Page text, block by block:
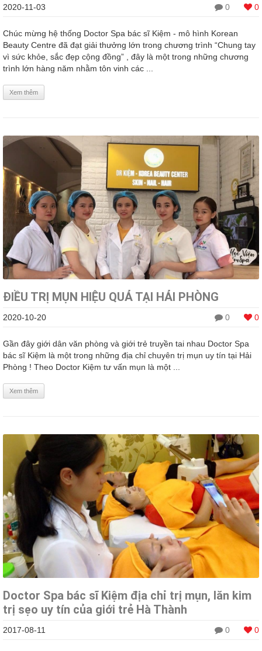
0 0
2020-11-03
Chúc mừng hệ thống Doctor Spa bác sĩ Kiệm - mô hình Korean
Beauty Centre đã đạt giải thưởng lớn trong chương trình “Chung tay
vì sức khỏe, sắc đẹp cộng đồng” , đây là một trong những chương
trình lớn hàng năm nhằm tôn vinh các ...
Xem thêm
ĐIỀU TRỊ MỤN HIỆU QUẢ TẠI HẢI PHÒNG
0 0
2020-10-20
Gần đây giới dân văn phòng và giới trẻ truyền tai nhau Doctor Spa
bác sĩ Kiệm là một trong những địa chỉ chuyên trị mụn uy tín tại Hải
Phòng ! Theo Doctor Kiệm tư vấn mụn là một ...
Xem thêm
Doctor Spa bác sĩ Kiệm địa chỉ trị mụn, lăn kim
trị sẹo uy tín của giới trẻ Hà Thành
0 0
2017-08-11